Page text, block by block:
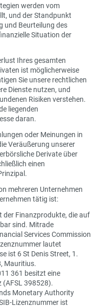
werden vom
und der Standpunkt
und Beurteilung des
Situation der
Ihres gesamten
ist möglicherweise
Sie unsere rechtlichen
Dienste nutzen, und
Risiken verstehen.
liegenden
daran.
oder Meinungen in
Veräußerung unserer
Derivate über
einen
mehreren Unternehmen
tätig ist:
Finanzprodukte, die auf
sind. Mitrade
Services Commission
lautet
ist 6 St Denis Street, 1.
Mauritius.
361 besitzt eine
398528).
Monetary Authority
Lizenznummer ist